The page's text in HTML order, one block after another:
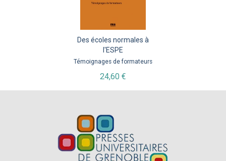
Des écoles normales à
l'ESPE
Témoignages de formateurs
24,60 €